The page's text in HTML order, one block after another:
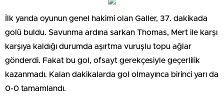
İlk yarıda oyunun genel hakimi olan Galler, 37. dakikada
golü buldu. Savunma ardına sarkan Thomas, Mert ile karşı
karşıya kaldığı durumda aşırtma vuruşlu topu ağlar
gönderdi. Fakat bu gol, ofsayt gerekçesiyle geçerlilik
kazanmadı. Kalan dakikalarda gol olmayınca birinci yarı da
0-0 tamamlandı.